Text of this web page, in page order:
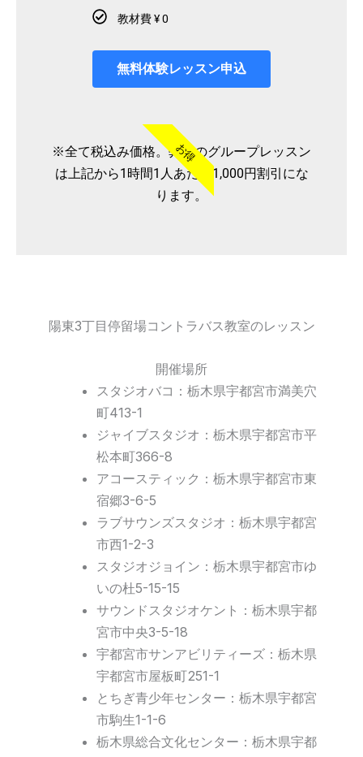
教材費 ¥ 0
無料体験レッスン申込
お得
※全て税込み価格。弊社のグループレッスン
は上記から1時間1人あたり1,000円割引にな
ります。
陽東3丁目停留場コントラバス教室のレッスン
開催場所
スタジオバコ：栃木県宇都宮市満美穴
町413-1
ジャイブスタジオ：栃木県宇都宮市平
松本町366-8
アコースティック：栃木県宇都宮市東
宿郷3-6-5
ラブサウンズスタジオ：栃木県宇都宮
市西1-2-3
スタジオジョイン：栃木県宇都宮市ゆ
いの杜5-15-15
サウンドスタジオケント：栃木県宇都
宮市中央3-5-18
宇都宮市サンアビリティーズ：栃木県
宇都宮市屋板町251-1
とちぎ青少年センター：栃木県宇都宮
市駒生1-1-6
栃木県総合文化センター：栃木県宇都